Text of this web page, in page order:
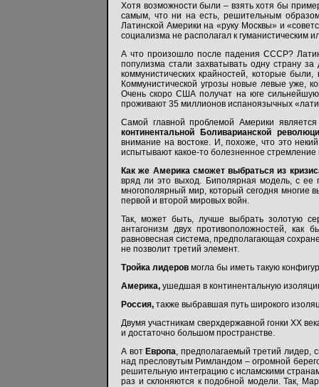
Хотя возможности были – взять хотя бы
самым, что ни на есть, решительным
Латинской Америки на «руку Москвы» и
социализма не располагал к гуманистическим
А что произошло после падения СССР?
популизма стали захватывать одну страну
коммунистических крайностей, которые
Коммунистической угрозы новые левые уже,
Очень скоро США получат на юге
проживают 35 миллионов испаноязычных
Самой главной проблемой Америки
континентальной Боливарианской
внимание на востоке. И, похоже, что это
испытывают какое-то болезненное стремление
Как же Америка сможет выбраться из
вряд ли это выход. Биполярная модель, с ее
многополярный мир, который сегодня многие
первой и второй мировых войн.
Так, может быть, лучше выбрать золотую
антагонизм двух противоположностей,
равновесная система, предполагающая
не позволит третий элемент.
Тройка лидеров могла бы иметь такую
Америка, ушедшая в континентальную
Россия, также выбравшая путь широкого
Двумя участникам сверхдержавной гонки XX
и достаточно большом пространстве.
А вотЕвропа, предполагаемый третий лидер,
над пресловутым Римландом – огромной
решительную интеграцию с исламскими
раз и склоняются к подобной модели. Так,